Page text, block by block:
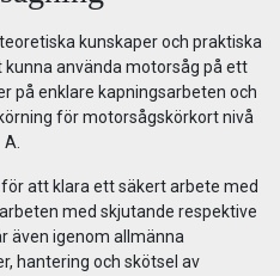
kunskaper och praktiska
använda motorsåg på ett
på enklare kapningsarbeten och
för motorsågskörkort nivå
A.
att klara ett säkert arbete med
med skjutande respektive
även igenom allmänna
hantering och skötsel av